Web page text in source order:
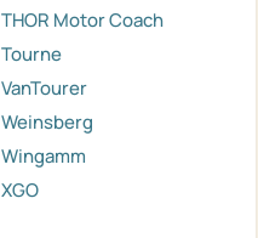
THOR Motor Coach
Tourne
VanTourer
Weinsberg
Wingamm
XGO